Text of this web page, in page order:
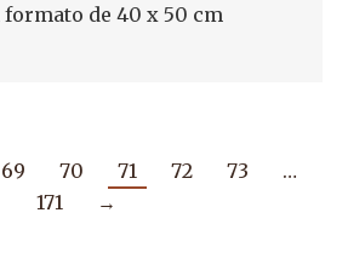
formato de 40 x 50 cm
69 70 71 72 73
…
171
→